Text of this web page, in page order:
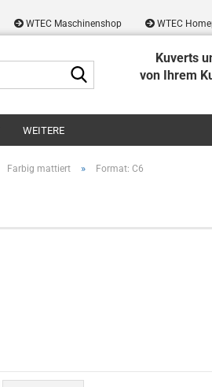
WTEC Maschinenshop WTEC
Kuverts
von Ihrem
WEITERE
Farbig mattiert » Format: C6